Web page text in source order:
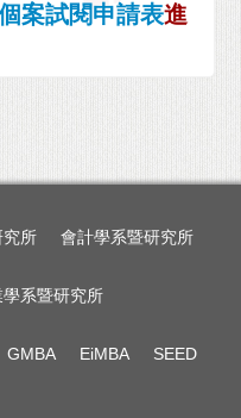
案試閱申請表進
究所 會計學系暨研究所
學系暨研究所
GMBA EiMBA SEED